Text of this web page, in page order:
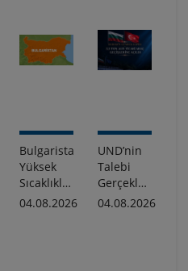
Bulgaristan:
Yüksek
Sıcaklıklar
Nedeniyle
04.08.2026
UND’nin
Talebi
Gerçekleşti:
Dereköy
04.08.2026